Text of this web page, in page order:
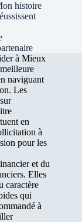
histoire
à Mieux
naviguant
Les
en
à
pour les
et du
Elles
caractère
qui
à